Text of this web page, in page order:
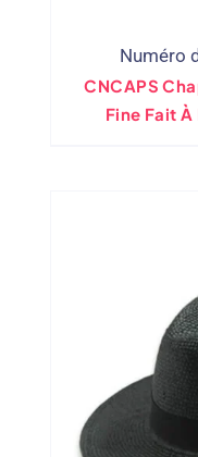
Numéro
CNCAPS
Fine Fait